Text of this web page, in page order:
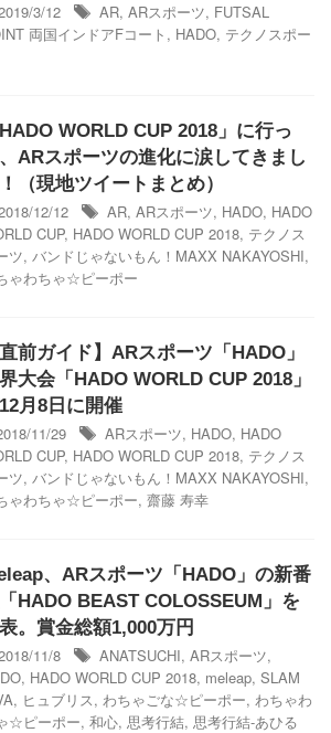
3/12
AR, ARスポーツ, FUTSAL
両国インドアFコート , HADO, テクノスポー
HADO WORLD CUP 2018」に行っ
ARスポーツの進化に涙してきまし
（現地ツイートまとめ）
12/12
AR, ARスポーツ, HADO, HADO
CUP, HADO WORLD CUP 2018, テクノス
ツ, バンドじゃないもん！MAXX NAKAYOSHI,
ゃわちゃ☆ピーポー
直前ガイド】ARスポーツ「HADO」
大会「HADO WORLD CUP 2018」
月8日に開催
11/29
ARスポーツ, HADO, HADO
CUP, HADO WORLD CUP 2018, テクノス
ツ, バンドじゃないもん！MAXX NAKAYOSHI,
ゃわちゃ☆ピーポー, 齋藤 寿幸
、ARスポーツ「HADO」の新番
HADO BEAST COLOSSEUM」を
。賞金総額1,000万円
11/8
ANATSUCHI, ARスポーツ,
, HADO WORLD CUP 2018, meleap, SLAM
, ヒュブリス, わちゃごな☆ピーポー, わちゃわ
☆ピーポー, 和心, 思考行結, 思考行結-あひる